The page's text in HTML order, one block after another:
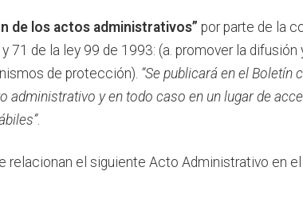
de los actos administrativos” por parte de la
71 de la ley 99 de 1993: (a. promover la
de protección). “Se publicará en el Boletín
administrativo y en todo caso en un lugar de
.
relacionan el siguiente Acto Administrativo en